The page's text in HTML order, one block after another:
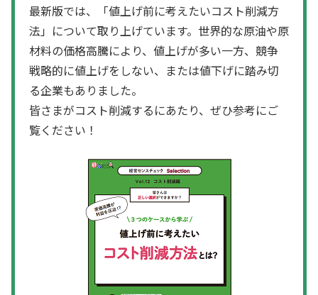
最新版では、「値上げ前に考えたいコスト削減方
法」について取り上げています。世界的な原油や原
材料の価格高騰により、値上げが多い一方、競争
戦略的に値上げをしない、または値下げに踏み切
る企業もありました。
皆さまがコスト削減するにあたり、ぜひ参考にご
覧ください！